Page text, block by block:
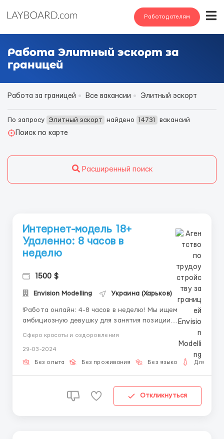
Работодателям
Работа Элитный эскорт за
границей
Работа за границей Все вакансии Элитный эскорт
По запросу Элитный эскорт найдено 14731
вакансий
Поиск по карте
Расширенный поиск
Интернет-модель 18+
Удаленно: 8 часов в
неделю
1500 $
Envision Modelling Украина (Харьков)
!Работа онлайн: 4-8 часов в неделю! Мы ищем
амбициозную девушку для занятия позиции
социальных сетей и площадок adult entertainment.
Если ты готова продемонстрировать свою
уникальность и привлекательность в онлайн-
Сфера красоты и оздоровления
29-03-2024
Без опыта Без проживания Без языка Для
Откликнуться